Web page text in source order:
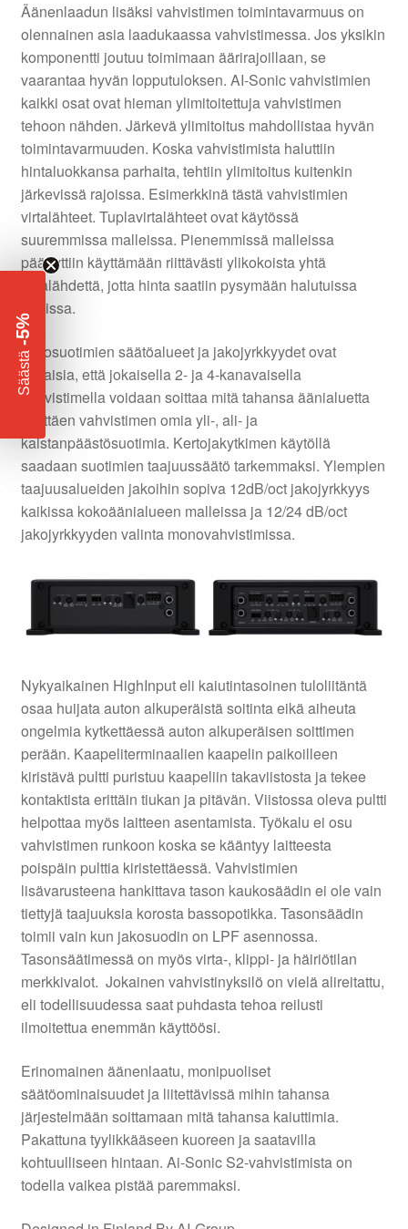
Äänenlaadun lisäksi vahvistimen toimintavarmuus on
olennainen asia laadukaassa vahvistimessa. Jos yksikin
komponentti joutuu toimimaan äärirajoillaan, se
vaarantaa hyvän lopputuloksen. AI-Sonic vahvistimien
kaikki osat ovat hieman ylimitoitettuja vahvistimen
tehoon nähden. Järkevä ylimitoitus mahdollistaa hyvän
toimintavarmuuden. Koska vahvistimista haluttiin
hintaluokkansa parhaita, tehtiin ylimitoitus kuitenkin
järkevissä rajoissa. Esimerkkinä tästä vahvistimien
virtalähteet. Tuplavirtalähteet ovat käytössä
suuremmissa malleissa. Pienemmissä malleissa
päädyttiin käyttämään riittävästi ylikokoista yhtä
virtalähdettä, jotta hinta saatiin pysymään halutuissa
rajoissa.
Jakosuotimien säätöalueet ja jakojyrkkyydet ovat
sellaisia, että jokaisella 2- ja 4-kanavaisella
vahvistimella voidaan soittaa mitä tahansa äänialuetta
käyttäen vahvistimen omia yli-, ali- ja
kaistanpäästösuotimia. Kertojakytkimen käytöllä
saadaan suotimien taajuussäätö tarkemmaksi. Ylempien
taajuusalueiden jakoihin sopiva 12dB/oct jakojyrkkyys
kaikissa kokoäänialueen malleissa ja 12/24 dB/oct
jakojyrkkyyden valinta monovahvistimissa.
Nykyaikainen HighInput eli kaiutintasoinen tuloliitäntä
osaa huijata auton alkuperäistä soitinta eikä aiheuta
ongelmia kytkettäessä auton alkuperäisen soittimen
perään. Kaapeliterminaalien kaapelin paikoilleen
kiristävä pultti puristuu kaapeliin takaviistosta ja tekee
kontaktista erittäin tiukan ja pitävän. Viistossa oleva pultti
helpottaa myös laitteen asentamista. Työkalu ei osu
vahvistimen runkoon koska se kääntyy laitteesta
poispäin pulttia kiristettäessä. Vahvistimien
lisävarusteena hankittava tason kaukosäädin ei ole vain
tiettyjä taajuuksia korosta bassopotikka. Tasonsäädin
toimii vain kun jakosuodin on LPF asennossa.
Tasonsäätimessä on myös virta-, klippi- ja häiriötilan
merkkivalot. Jokainen vahvistinyksilö on vielä alireitattu,
eli todellisuudessa saat puhdasta tehoa reilusti
ilmoitettua enemmän käyttöösi.
Erinomainen äänenlaatu, monipuoliset
säätöominaisuudet ja liitettävissä mihin tahansa
järjestelmään soittamaan mitä tahansa kaiuttimia.
Pakattuna tyylikkääseen kuoreen ja saatavilla
kohtuulliseen hintaan. Ai-Sonic S2-vahvistimista on
todella vaikea pistää paremmaksi.
Säästä
-5%